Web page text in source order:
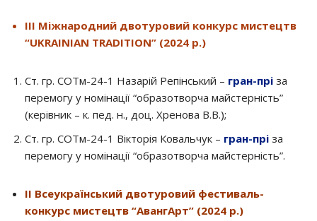
IІI Міжнародний двотуровий конкурс мистецтв
“UKRAINIAN TRADITION” (2024 р.)
Ст. гр. СОТм-24-1 Назарій Репінський – гран-прі за
перемогу у номінації “образотворча майстерність”
(керівник – к. пед. н., доц. Хренова В.В.);
Ст. гр. СОТм-24-1 Вікторія Ковальчук – гран-прі за
перемогу у номінації “образотворча майстерність”.
ІІ Всеукраїнський двотуровий фестиваль-
конкурс мистецтв “АвангАрт” (2024 р.)